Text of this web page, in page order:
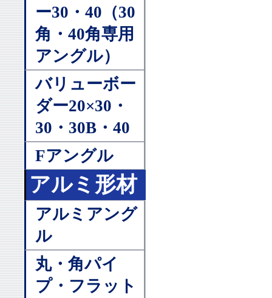
ー30・40（30
角・40角専用
アングル）
バリューボー
ダー20×30・
30・30B・40
Fアングル
アルミ形材
アルミアング
ル
丸・角パイ
プ・フラット